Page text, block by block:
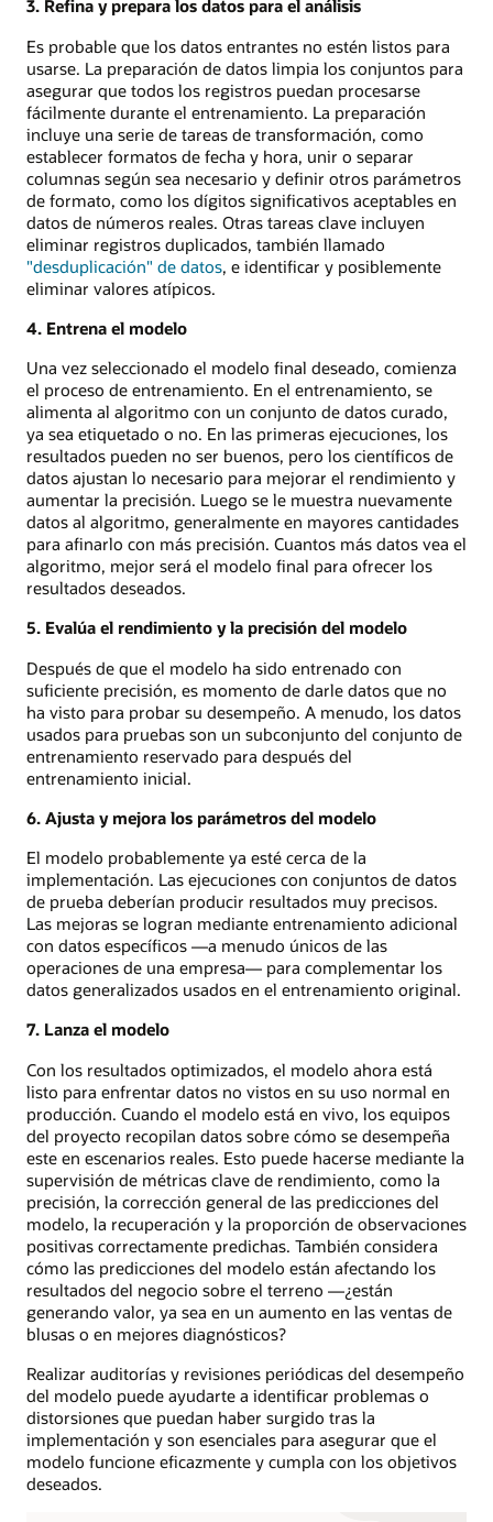
3. Refina y prepara los datos para el análisis
Es probable que los datos entrantes no estén listos para
usarse. La preparación de datos limpia los conjuntos para
asegurar que todos los registros puedan procesarse
fácilmente durante el entrenamiento. La preparación
incluye una serie de tareas de transformación, como
establecer formatos de fecha y hora, unir o separar
columnas según sea necesario y definir otros parámetros
de formato, como los dígitos significativos aceptables en
datos de números reales. Otras tareas clave incluyen
eliminar registros duplicados, también llamado
"desduplicación" de datos, e identificar y posiblemente
eliminar valores atípicos.
4. Entrena el modelo
Una vez seleccionado el modelo final deseado, comienza
el proceso de entrenamiento. En el entrenamiento, se
alimenta al algoritmo con un conjunto de datos curado,
ya sea etiquetado o no. En las primeras ejecuciones, los
resultados pueden no ser buenos, pero los científicos de
datos ajustan lo necesario para mejorar el rendimiento y
aumentar la precisión. Luego se le muestra nuevamente
datos al algoritmo, generalmente en mayores cantidades
para afinarlo con más precisión. Cuantos más datos vea el
algoritmo, mejor será el modelo final para ofrecer los
resultados deseados.
5. Evalúa el rendimiento y la precisión del modelo
Después de que el modelo ha sido entrenado con
suficiente precisión, es momento de darle datos que no
ha visto para probar su desempeño. A menudo, los datos
usados para pruebas son un subconjunto del conjunto de
entrenamiento reservado para después del
entrenamiento inicial.
6. Ajusta y mejora los parámetros del modelo
El modelo probablemente ya esté cerca de la
implementación. Las ejecuciones con conjuntos de datos
de prueba deberían producir resultados muy precisos.
Las mejoras se logran mediante entrenamiento adicional
con datos específicos —a menudo únicos de las
operaciones de una empresa— para complementar los
datos generalizados usados en el entrenamiento original.
7. Lanza el modelo
Con los resultados optimizados, el modelo ahora está
listo para enfrentar datos no vistos en su uso normal en
producción. Cuando el modelo está en vivo, los equipos
del proyecto recopilan datos sobre cómo se desempeña
este en escenarios reales. Esto puede hacerse mediante la
supervisión de métricas clave de rendimiento, como la
precisión, la corrección general de las predicciones del
modelo, la recuperación y la proporción de observaciones
positivas correctamente predichas. También considera
cómo las predicciones del modelo están afectando los
resultados del negocio sobre el terreno —¿están
generando valor, ya sea en un aumento en las ventas de
blusas o en mejores diagnósticos?
Realizar auditorías y revisiones periódicas del desempeño
del modelo puede ayudarte a identificar problemas o
distorsiones que puedan haber surgido tras la
implementación y son esenciales para asegurar que el
modelo funcione eficazmente y cumpla con los objetivos
deseados.